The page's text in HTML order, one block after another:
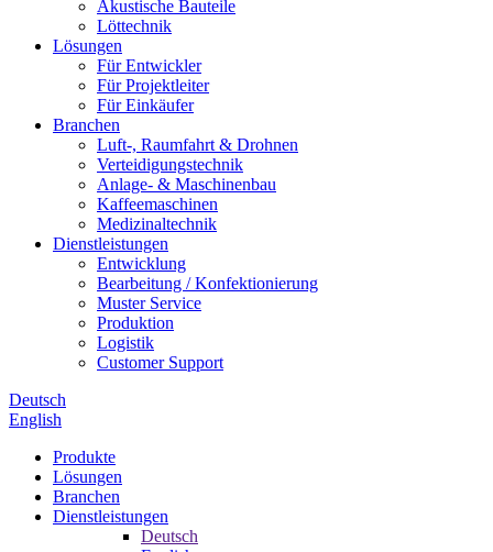
Akustische Bauteile
Löttechnik
Lösungen
Für Entwickler
Für Projektleiter
Für Einkäufer
Branchen
Luft-, Raumfahrt & Drohnen
Verteidigungstechnik
Anlage- & Maschinenbau
Kaffeemaschinen
Medizinaltechnik
Dienstleistungen
Entwicklung
Bearbeitung / Konfektionierung
Muster Service
Produktion
Logistik
Customer Support
Deutsch
English
Produkte
Lösungen
Branchen
Dienstleistungen
Deutsch